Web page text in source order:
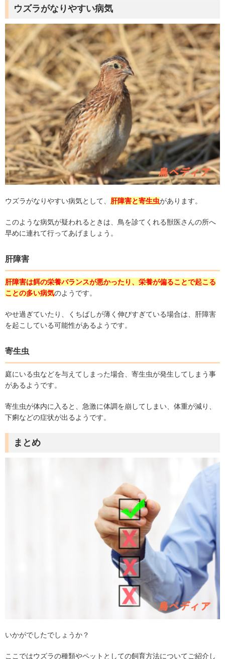
ウズラがなりやすい病気
ウズラがなりやすい病気として、 肝障害と寄生虫があります。
このような病気が疑われるときは、鳥を診てくれる獣医さんの所へ
早めに連れて行ってあげましょう。
肝障害
肝障害は餌の栄養バランスが悪かったり、栄養が偏ることで起こる
ことの多い病気のようです。
やせ過ぎていたり、くちばしが薄く伸びすぎている場合は、肝障害
を起こしている可能性があるようです。
寄生虫
庭にいる虫などを与えてしまった場合、寄生虫が発生してしまう事
があるようです。
寄生虫が体内に入ると、急激に体調を崩してしまい、体重が減り、
下痢などの症状が出るようです。
まとめ
いかがでしたでしょうか？
ここではウズラの種類やペットとしての飼育方法についてご紹介し